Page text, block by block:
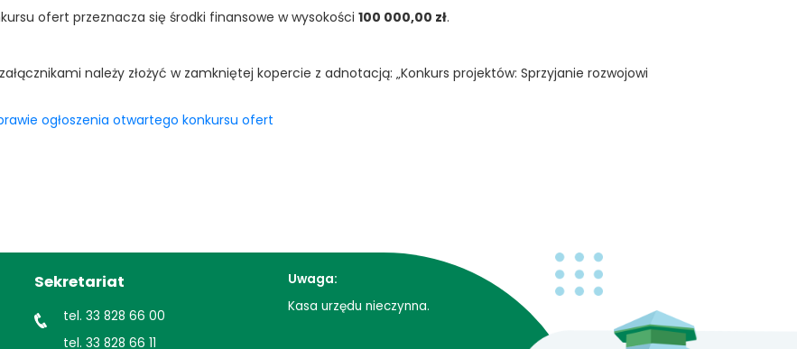
ofert przeznacza się środki finansowe w wysokości 100 000,00 zł.
należy złożyć w zamkniętej kopercie z adnotacją: „Konkurs projektów: Sprzyjanie rozwojowi
ogłoszenia otwartego konkursu ofert
Sekretariat
tel. 33 828 66 00
tel. 33 828 66 11
Uwaga:
Kasa urzędu nieczynna.